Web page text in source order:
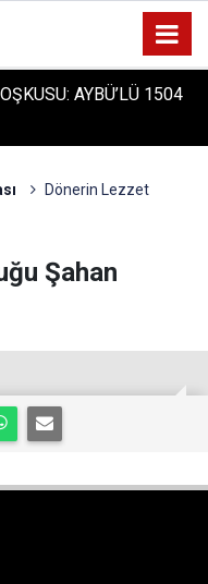
PLAZMA
TEMELİ ATILDI
Dönerin Lezzet
Şahan